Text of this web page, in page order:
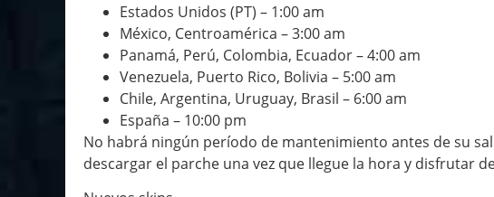
Estados Unidos (PT) – 1:00 am
México, Centroamérica – 3:00 am
Panamá, Perú, Colombia, Ecuador – 4:00 am
Venezuela, Puerto Rico, Bolivia – 5:00 am
Chile, Argentina, Uruguay, Brasil – 6:00 am
España – 10:00 pm
No habrá ningún período de mantenimiento antes de su
descargar el parche una vez que llegue la hora y disfrutar